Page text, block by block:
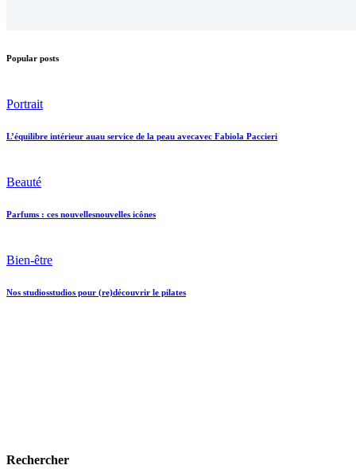
Popular posts
Portrait
L’équilibre intérieur auau service de la peau avecavec Fabiola Paccieri
Beauté
Parfums : ces nouvellesnouvelles icônes
Bien-être
Nos studiosstudios pour (re)découvrir le pilates
Rechercher